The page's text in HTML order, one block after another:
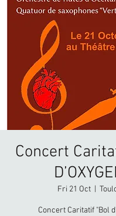
Concert
Fri 21 Oct
Concert Caritatif "Bol